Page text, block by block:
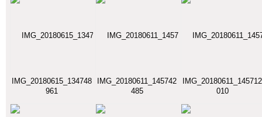
IMG_20180615_134748
961
IMG_20180611_145742
485
IMG_20180611_145712
010